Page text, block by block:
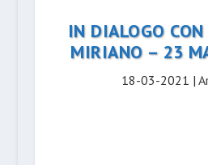
IN DIALOGO
MIRIANO – 23
18-03-2021 |